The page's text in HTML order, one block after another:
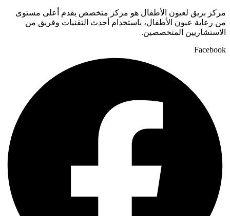
مركز بريق لعيون الأطفال هو مركز متخصص يقدم أعلى مستوى
من رعاية عيون الأطفال، باستخدام أحدث التقنيات وفريق من
الاستشاريين المتخصصين.
Facebook